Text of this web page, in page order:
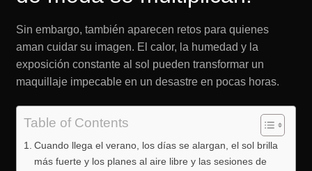
Sin embargo, también aparecen retos para quienes
aman cuidar su imagen. El calor, la humedad y la
exposición constante al sol pueden transformar un
maquillaje impecable en un desastre en pocas horas.
Table of Contents
Cuando llega el verano, los días se alargan, el sol brilla
más fuerte y los planes al aire libre y las sesiones de